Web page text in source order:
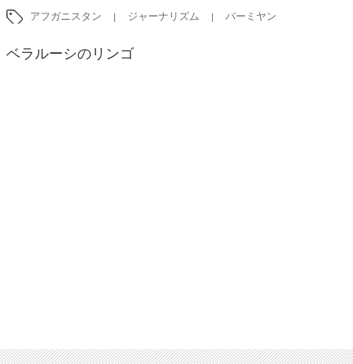
アフガニスタン ジャーナリズム バーミヤン
ベラルーシのリンゴ